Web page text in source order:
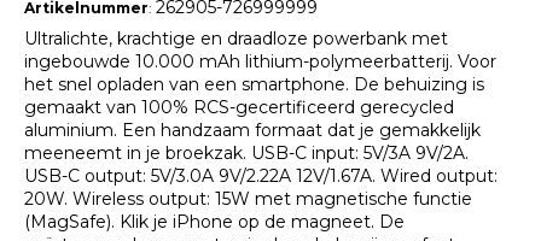
Artikelnummer:262905-726999999
Ultralichte, krachtige en draadloze powerbank met
ingebouwde 10.000 mAh lithium-polymeerbatterij. Voor
het snel opladen van een smartphone. De behuizing is
gemaakt van 100% RCS-gecertificeerd gerecycled
aluminium. Een handzaam formaat dat je gemakkelijk
meeneemt in je broekzak. USB-C input: 5V/3A 9V/2A.
USB-C output: 5V/3.0A 9V/2.22A 12V/1.67A. Wired output:
20W. Wireless output: 15W met magnetische functie
(MagSafe). Klik je iPhone op de magneet. De